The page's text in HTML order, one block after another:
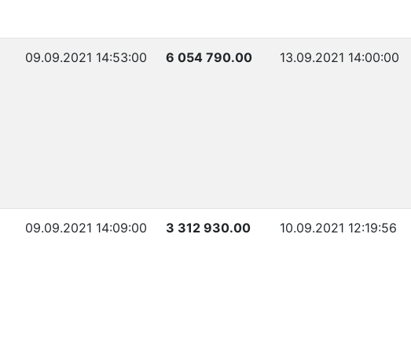
09.09.2021 14:53:00 6 054 790.00 13.09.2021 14:00:00
09.09.2021 14:09:00 3 312 930.00 10.09.2021 12:19:56